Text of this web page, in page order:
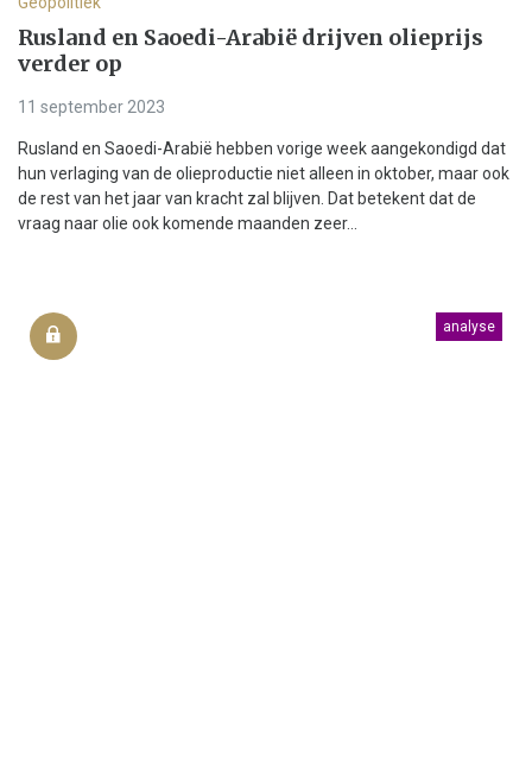
Rusland en Saoedi-Arabië drijven olieprijs
verder op
11 september 2023
Rusland en Saoedi-Arabië hebben vorige week aangekondigd dat
hun verlaging van de olieproductie niet alleen in oktober, maar ook
de rest van het jaar van kracht zal blijven. Dat betekent dat de
vraag naar olie ook komende maanden zeer...
analyse